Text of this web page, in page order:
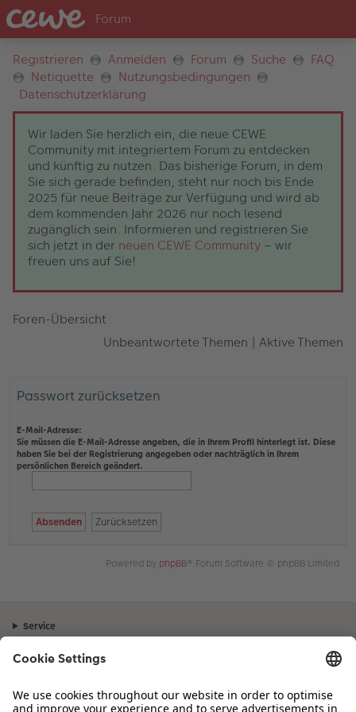
Registrieren Anmelden Forum Suche
FAQ
Netiquette
Nutzungsbedingungen
Datenschutzerklärung
Wir laden Sie herzlich ein, die neue CEWE
Community mit integriertem Forum zu entdecken
und künftig zu nutzen. Das bisherige Forum, in dem
Sie sich gerade befinden, steht nur noch bis Ende
2025 für neue Beiträge zur Verfügung und wird ab
dem kommenden Jahr 2026 nur noch lesend
zugänglich sein. Informieren und registrieren Sie
sich jetzt in der neuen CEWE Community – wir
freuen uns auf Sie!
Foren-Übersicht
Unbeantwortete Themen | Aktive Themen
Passwort zurücksetzen
E-Mail-Adresse:
Sie müssen die E-Mail-Adresse angeben, die in Ihrem Profil hinterlegt ist. Diese
haben Sie bei der Registrierung angegeben oder nachträglich in Ihrem
persönlichen Bereich geändert.
Powered by phpBB® Forum Software © phpBB Limited
Service